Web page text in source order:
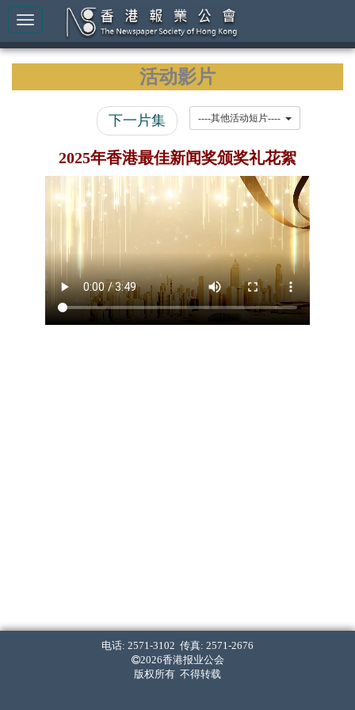
活动影片
下一片集
2025年香港最佳新闻奖颁奖礼花絮
电话: 2571-3102 传真: 2571-2676
2026香港报业公会
版权所有 不得转载